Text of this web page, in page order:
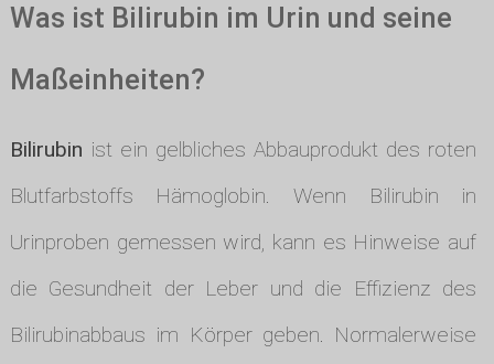
Was ist Bilirubin im Urin und seine
Maßeinheiten?
Bilirubin ist ein gelbliches Abbauprodukt des roten
Blutfarbstoffs Hämoglobin. Wenn Bilirubin in
Urinproben gemessen wird, kann es Hinweise auf
die Gesundheit der Leber und die Effizienz des
Bilirubinabbaus im Körper geben. Normalerweise